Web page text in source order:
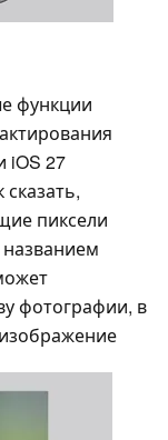
функции
iOS 27
пиксели
фотографии, в